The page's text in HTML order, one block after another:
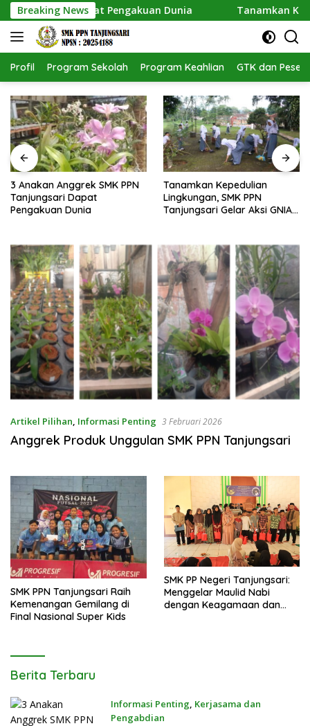
Langsung
ke
konten
Breaking News
Dapat Pengakuan Dunia Tanamkan
Profil Program Sekolah Program Keahlian GTK dan
Tanamkan Kepedulian
Lingkungan, SMK PPN
Tanjungsari Gelar Aksi GNIA
Sosialisasi Persiapan Sekolah
BLUD di SMK PPN Tanjungsari
Artikel Pilihan, Informasi Penting 3 Februari 2026
Anggrek Produk Unggulan SMK PPN Tanjungsari
SMK PPN Tanjungsari Raih
Kemenangan Gemilang di
Final Nasional Super Kids
SMK PP Negeri Tanjungsari:
Menggelar Maulid Nabi
dengan Keagamaan dan
SMK
TANJUNGSARI
Berita Terbaru
Informasi Penting, Kerjasama dan
Pengabdian